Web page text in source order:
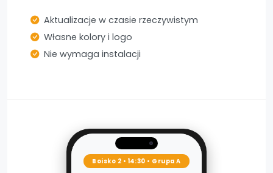
Aktualizacje w czasie rzeczywistym
Własne kolory i logo
Nie wymaga instalacji
Boisko 2 • 14:30 • Grupa A